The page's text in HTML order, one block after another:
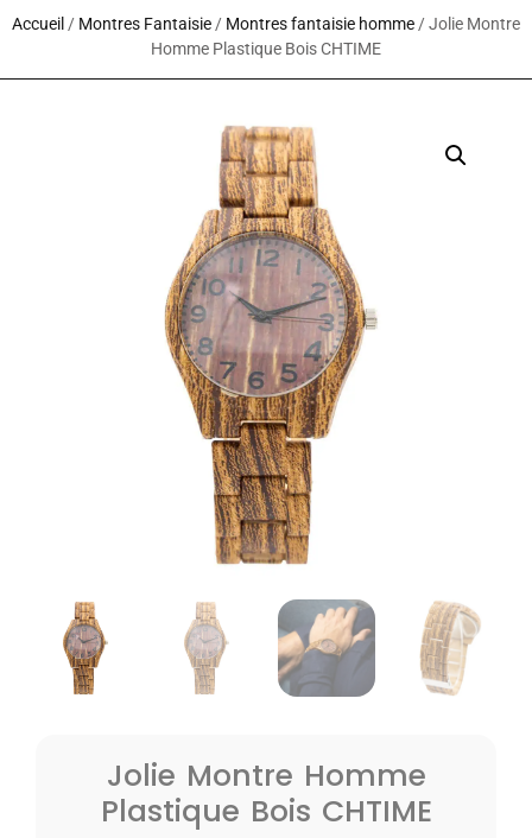
Accueil / Montres Fantaisie / Montres fantaisie homme / Jolie Montre
Homme Plastique Bois CHTIME
Jolie Montre Homme
Plastique Bois CHTIME